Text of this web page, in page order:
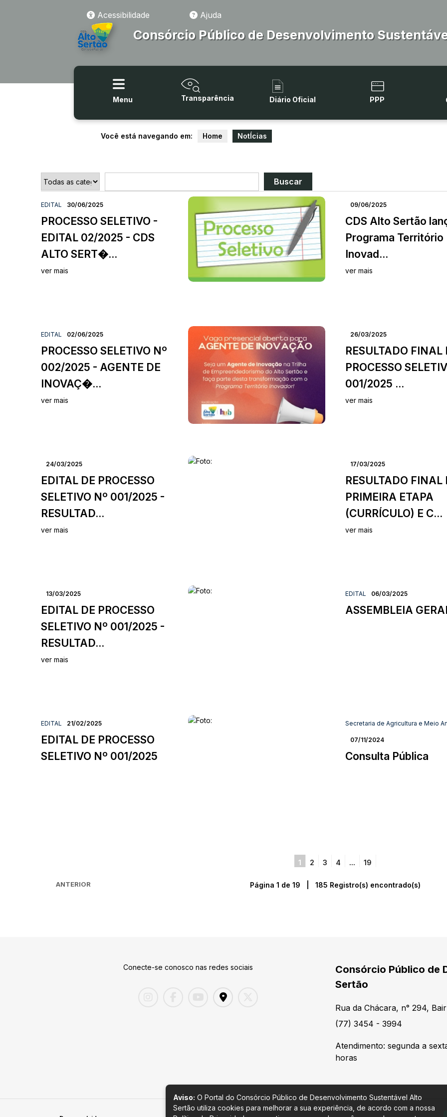
Acessibilidade Ajuda
Consórcio Público de Desenvolvimento
Menu Transparência Diário Oficial PPP
Você está navegando em: Home NotÍcias
EDITAL 30/06/2025
PROCESSO SELETIVO -
EDITAL 02/2025 - CDS
ALTO SERT�...
ver mais
09/06/2025
CDS Alto Sertão
Programa Território
Inovad...
ver mais
EDITAL 02/06/2025
PROCESSO SELETIVO Nº
002/2025 - AGENTE DE
INOVAÇ�...
ver mais
26/03/2025
RESULTADO FINAL
PROCESSO
001/2025 ...
ver mais
24/03/2025
EDITAL DE PROCESSO
SELETIVO Nº 001/2025 -
RESULTAD...
ver mais
17/03/2025
RESULTADO FINAL
PRIMEIRA ETAPA
(CURRÍCULO) E C...
ver mais
13/03/2025
EDITAL DE PROCESSO
SELETIVO Nº 001/2025 -
RESULTAD...
ver mais
EDITAL 06/03/2025
ASSEMBLEIA
EDITAL 21/02/2025
EDITAL DE PROCESSO
SELETIVO Nº 001/2025
Secretaria de Agricultura e Meio
07/11/2024
Consulta Pública
1 2 3 4 ... 19
ANTERIOR Página 1 de 19 | 185 Registro(s) encontrado(s)
Conecte-se conosco nas redes sociais
Consórcio Público de
Sertão
Rua da Chácara, n° 294,
(77) 3454 - 3994
Atendimento: segunda a
horas
Aviso: O Portal do Consórcio Público de Desenvolvimento Sustentável Alto
Sertão utiliza cookies para melhorar a sua experiência, de acordo com a nossa